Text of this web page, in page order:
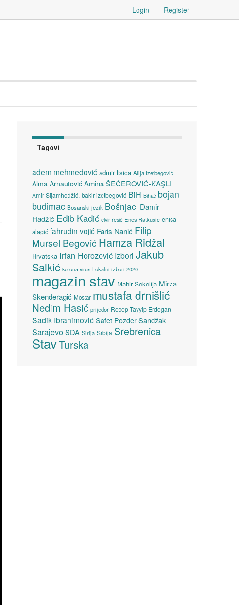
Login Register
Tagovi
adem mehmedović admir lisica Alija Izetbegović
Alma Arnautović Amina ŠEĆEROVIĆ-KAŞLI
Amir Sijamhodžić. bakir izetbegović BiH Bihać bojan
budimac Bosanski jezik Bošnjaci Damir
Hadžić Edib Kadić elvir resić Enes Ratkušić enisa
alagić fahrudin vojić Faris Nanić Filip
Mursel Begović Hamza Ridžal
Hrvatska Irfan Horozović Izbori Jakub
Salkić korona virus Lokalni izbori 2020
magazin stav Mahir Sokolija Mirza
Skenderagić Mostar mustafa drnišlić
Nedim Hasić prijedor Recep Tayyip Erdogan
Sadik Ibrahimović Safet Pozder Sandžak
SarajevoSDA Sirija Srbija Srebrenica
StavTurska